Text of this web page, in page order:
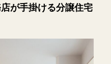
が手掛ける分譲住宅